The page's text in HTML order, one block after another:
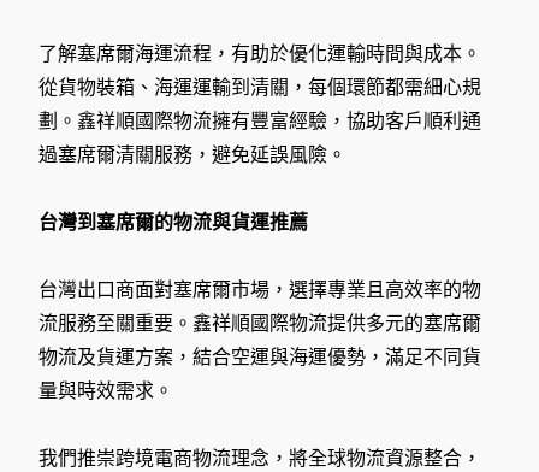
了解塞席爾海運流程，有助於優化運輸時間與成本。
從貨物裝箱、海運運輸到清關，每個環節都需細心規
劃。鑫祥順國際物流擁有豐富經驗，協助客戶順利通
過塞席爾清關服務，避免延誤風險。
台灣到塞席爾的物流與貨運推薦
台灣出口商面對塞席爾市場，選擇專業且高效率的物
流服務至關重要。鑫祥順國際物流提供多元的塞席爾
物流及貨運方案，結合空運與海運優勢，滿足不同貨
量與時效需求。
我們推崇跨境電商物流理念，將全球物流資源整合，